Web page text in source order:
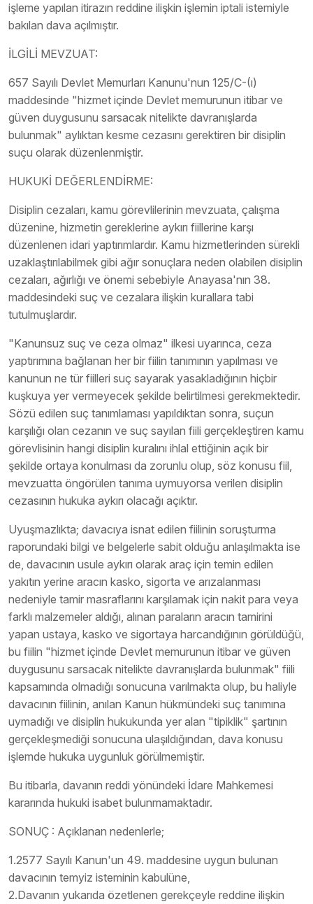
işleme yapılan itirazın reddine ilişkin işlemin iptali istemiyle
bakılan dava açılmıştır.
İLGİLİ MEVZUAT:
657 Sayılı Devlet Memurları Kanunu'nun 125/C-(ı)
maddesinde "hizmet içinde Devlet memurunun itibar ve
güven duygusunu sarsacak nitelikte davranışlarda
bulunmak" aylıktan kesme cezasını gerektiren bir disiplin
suçu olarak düzenlenmiştir.
HUKUKİ DEĞERLENDİRME:
Disiplin cezaları, kamu görevlilerinin mevzuata, çalışma
düzenine, hizmetin gereklerine aykırı fiillerine karşı
düzenlenen idari yaptırımlardır. Kamu hizmetlerinden sürekli
uzaklaştırılabilmek gibi ağır sonuçlara neden olabilen disiplin
cezaları, ağırlığı ve önemi sebebiyle Anayasa'nın 38.
maddesindeki suç ve cezalara ilişkin kurallara tabi
tutulmuşlardır.
"Kanunsuz suç ve ceza olmaz" ilkesi uyarınca, ceza
yaptırımına bağlanan her bir fiilin tanımının yapılması ve
kanunun ne tür fiilleri suç sayarak yasakladığının hiçbir
kuşkuya yer vermeyecek şekilde belirtilmesi gerekmektedir.
Sözü edilen suç tanımlaması yapıldıktan sonra, suçun
karşılığı olan cezanın ve suç sayılan fiili gerçekleştiren kamu
görevlisinin hangi disiplin kuralını ihlal ettiğinin açık bir
şekilde ortaya konulması da zorunlu olup, söz konusu fiil,
mevzuatta öngörülen tanıma uymuyorsa verilen disiplin
cezasının hukuka aykırı olacağı açıktır.
Uyuşmazlıkta; davacıya isnat edilen fiilinin soruşturma
raporundaki bilgi ve belgelerle sabit olduğu anlaşılmakta ise
de, davacının usule aykırı olarak araç için temin edilen
yakıtın yerine aracın kasko, sigorta ve arızalanması
nedeniyle tamir masraflarını karşılamak için nakit para veya
farklı malzemeler aldığı, alınan paraların aracın tamirini
yapan ustaya, kasko ve sigortaya harcandığının görüldüğü,
bu fiilin "hizmet içinde Devlet memurunun itibar ve güven
duygusunu sarsacak nitelikte davranışlarda bulunmak" fiili
kapsamında olmadığı sonucuna varılmakta olup, bu haliyle
davacının fiilinin, anılan Kanun hükmündeki suç tanımına
uymadığı ve disiplin hukukunda yer alan "tipiklik" şartının
gerçekleşmediği sonucuna ulaşıldığından, dava konusu
işlemde hukuka uygunluk görülmemiştir.
Bu itibarla, davanın reddi yönündeki İdare Mahkemesi
kararında hukuki isabet bulunmamaktadır.
SONUÇ : Açıklanan nedenlerle;
1.2577 Sayılı Kanun'un 49. maddesine uygun bulunan
davacının temyiz isteminin kabulüne,
2.Davanın yukarıda özetlenen gerekçeyle reddine ilişkin